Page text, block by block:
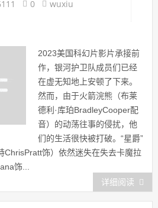
0 wuxiu
2023美国科幻片影片承接前
作，银河护卫队成员们已经
在虚无知地上安顿了下来。
然而，由于火箭浣熊（布莱
德利·库珀BradleyCooper配
音）的动荡往事的侵扰，他
们的生活很快被打破。“星爵”
ChrisPratt饰）依然迷失在失去卡魔拉
饰...
详细阅读